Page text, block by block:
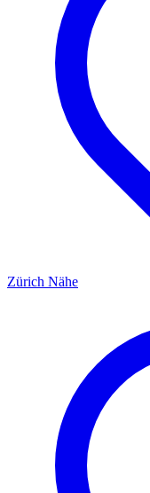
Zürich Nähe